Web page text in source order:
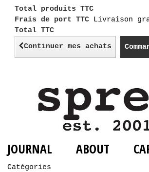
Total produits TTC
Frais de port TTC Livraison
Total TTC
Continuer mes achats
JOURNAL ABOUT
Catégories